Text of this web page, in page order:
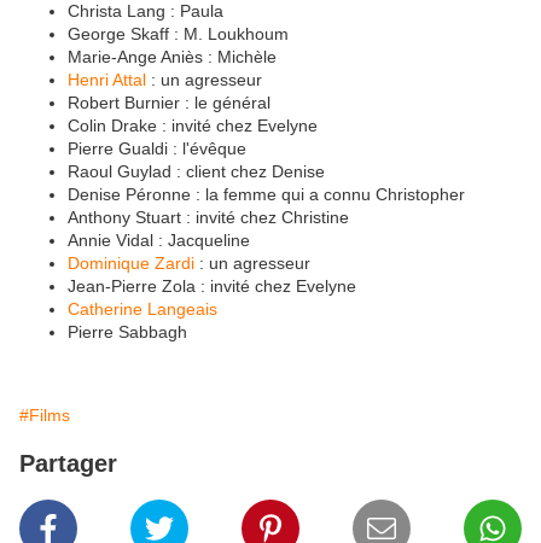
Christa Lang : Paula
George Skaff : M. Loukhoum
Marie-Ange Aniès : Michèle
Henri Attal : un agresseur
Robert Burnier : le général
Colin Drake : invité chez Evelyne
Pierre Gualdi : l'évêque
Raoul Guylad : client chez Denise
Denise Péronne : la femme qui a connu Christopher
Anthony Stuart : invité chez Christine
Annie Vidal : Jacqueline
Dominique Zardi : un agresseur
Jean-Pierre Zola : invité chez Evelyne
Catherine Langeais
Pierre Sabbagh
#Films
Partager